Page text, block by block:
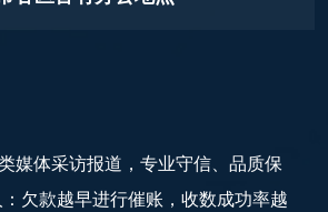
媒体采访报道，专业守信、品质保
欠款越早进行催账，收数成功率越